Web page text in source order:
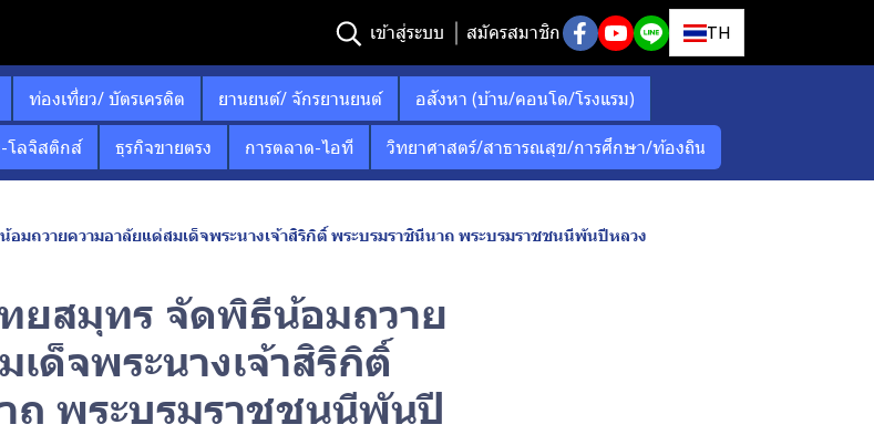
เข้าสู่ระบบ สมัครสมาชิก TH
ท่องเที่ยว/ บัตรเครดิต ยานยนต์/ จักรยานยนต์
อสังหา (บ้าน/คอนโด/โรงแรม)
โลจิสติกส์ ธุรกิจขายตรง การตลาด-ไอที วิทยาศาสตร์/สาธารณสุข/การศึกษา/ท้องถิน
อมถวายความอาลัยแด่สมเด็จพระนางเจ้าสิริกิติ์ พระบรมราชินีนาถ พระบรมราชชนนีพันปีหลวง
ทยสมุทร จัดพิธีน้อมถวาย
ด็จพระนางเจ้าสิริกิติ์
ถ พระบรมราชชนนีพันปี